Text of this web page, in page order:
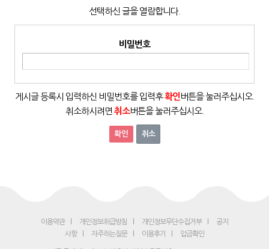
선택하신 글을 열람합니다.
비밀번호
게시글 등록시 입력하신 비밀번호를 입력후확인 버튼을 눌러주십시오.
취소하시려면 취소버튼을 눌러주십시오.
취소
이용약관 개인정보취급방침 개인정보무단수집거부
공지
사항
자주하는질문 이용후기 입금확인